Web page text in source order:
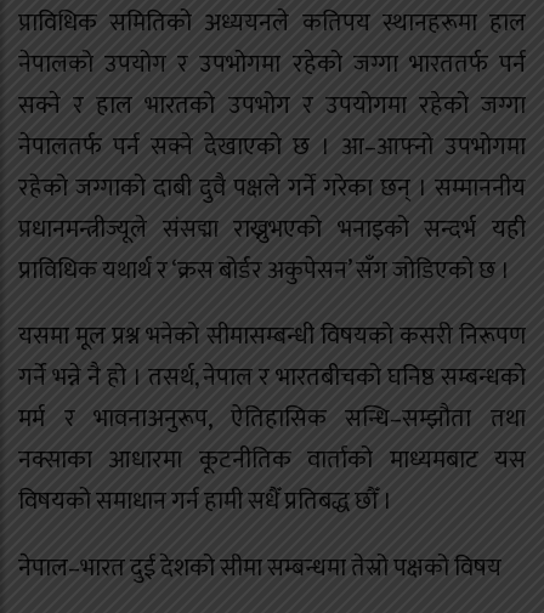
प्राविधिक समितिको अध्ययनले कतिपय स्थानहरूमा हाल
नेपालको उपयोग र उपभोगमा रहेको जग्गा भारततर्फ पर्न
सक्ने र हाल भारतको उपभोग र उपयोगमा रहेको जग्गा
नेपालतर्फ पर्न सक्ने देखाएको छ । आ–आफ्नो उपभोगमा
रहेको जग्गाको दाबी दुवै पक्षले गर्ने गरेका छन् । सम्माननीय
प्रधानमन्त्रीज्यूले संसद्मा राख्नुभएको भनाइको सन्दर्भ यही
प्राविधिक यथार्थ र ‘क्रस बोर्डर अकुपेसन’ सँग जोडिएको छ ।
यसमा मूल प्रश्न भनेको सीमासम्बन्धी विषयको कसरी निरूपण
गर्ने भन्ने नै हो । तसर्थ, नेपाल र भारतबीचको घनिष्ठ सम्बन्धको
मर्म र भावनाअनुरूप, ऐतिहासिक सन्धि–सम्झौता तथा
नक्साका आधारमा कूटनीतिक वार्ताको माध्यमबाट यस
विषयको समाधान गर्न हामी सधैँ प्रतिबद्ध छौँ ।
नेपाल–भारत दुई देशको सीमा सम्बन्धमा तेस्रो पक्षको विषय